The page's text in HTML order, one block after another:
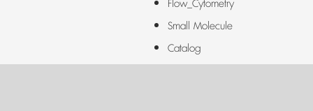
Flow_Cytometry
Small Molecule
Catalog